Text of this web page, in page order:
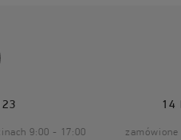
9:00 - 17:00
14